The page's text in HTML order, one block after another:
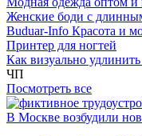
Женские боди с
Buduar-Info Красота и
Принтер для ногтей
Как визуально
ЧП
Посмотреть все
В Москве возбудили